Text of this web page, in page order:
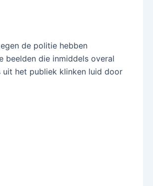
de politie hebben
beelden die inmiddels overal
het publiek klinken luid door